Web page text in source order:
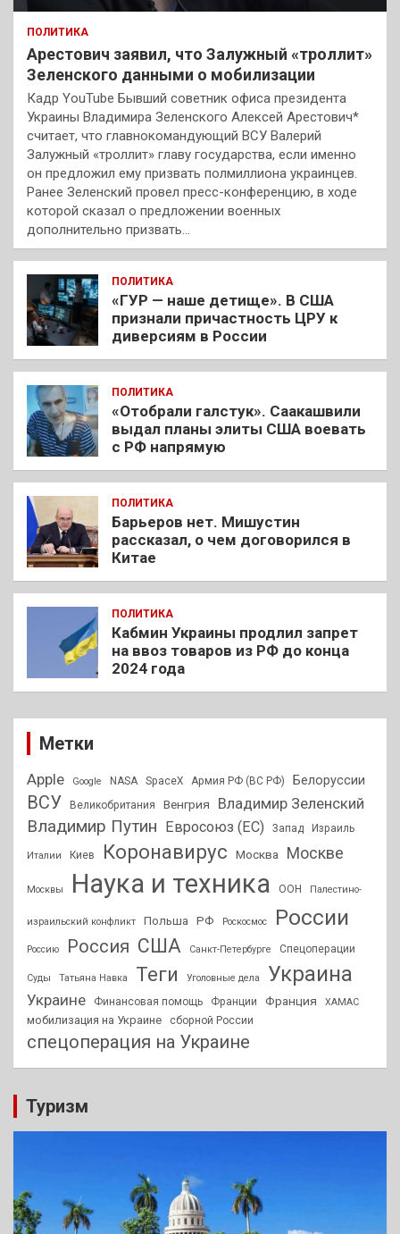
ПОЛИТИКА
Арестович заявил, что Залужный «троллит»
Зеленского данными о мобилизации
Кадр YouTube Бывший советник офиса президента
Украины Владимира Зеленского Алексей Арестович*
считает, что главнокомандующий ВСУ Валерий
Залужный «троллит» главу государства, если именно
он предложил ему призвать полмиллиона украинцев.
Ранее Зеленский провел пресс-конференцию, в ходе
которой сказал о предложении военных
дополнительно призвать…
ПОЛИТИКА
«ГУР — наше детище». В США
признали причастность ЦРУ к
диверсиям в России
ПОЛИТИКА
«Отобрали галстук». Саакашвили
выдал планы элиты США воевать
с РФ напрямую
ПОЛИТИКА
Барьеров нет. Мишустин
рассказал, о чем договорился в
Китае
ПОЛИТИКА
Кабмин Украины продлил запрет
на ввоз товаров из РФ до конца
2024 года
Метки
Apple Google NASA SpaceX Армия РФ (ВС РФ) Белоруссии
ВСУ Великобритания Венгрия Владимир Зеленский
Владимир Путин Евросоюз (ЕС) Запад Израиль
Италии Киев Коронавирус Москва Москве
Москвы Наука и техника ООН Палестино-
израильский конфликт Польша РФ Роскосмос России
Россию Россия США Санкт-Петербурге Спецоперации
Суды Татьяна Навка Теги Уголовные дела Украина
Украине Финансовая помощь Франции Франция ХАМАС
мобилизация на Украине сборной России
спецоперация на Украине
Туризм